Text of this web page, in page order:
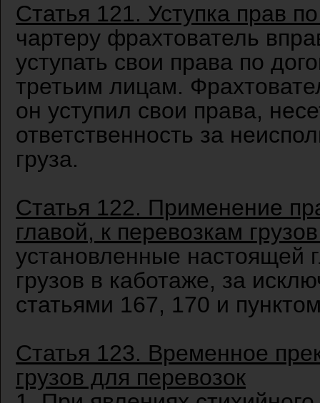
Статья 121. Уступка прав
чартеру фрахтователь
уступать свои права по
третьим лицам.
он уступил свои права,
ответственность за
груза.
Статья 122. Применение
главой, к перевозкам
установленные настоящей
грузов в каботаже, за
статьями 167, 170 и
Статья 123. Временное
грузов для перевозок